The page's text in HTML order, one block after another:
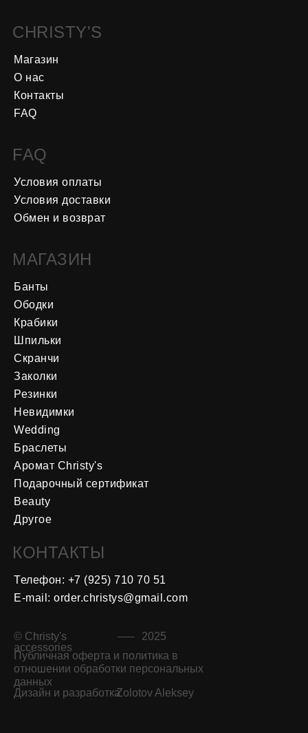
Zolotov Aleksey
Дизайн и разработка
E-mail: order.christys@gmail.com
Телефон: +7 (925) 710 70 51
КОНТАКТЫ
Подарочный сертификат
Аромат Christy's
Браслеты
Wedding
Резинки
Невидимки
Заколки
Скранчи
Шпильки
Крабики
Ободки
Банты
МАГАЗИН
Обмен и возврат
Условия доставки
Условия оплаты
FAQ
2025
© Christy's
accessories
FAQ
Контакты
О нас
Магазин
CHRISTY'S
Публичная оферта и политика в
отношении обработки персональных
данных
Другое
Beauty